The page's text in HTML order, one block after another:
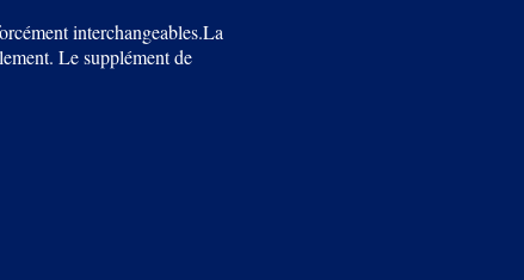
interchangeables.La
Le supplément de